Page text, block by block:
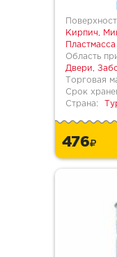
Кирпич,
Пластмасса
Область
Двери,
Торговая
Срок
Страна:
476